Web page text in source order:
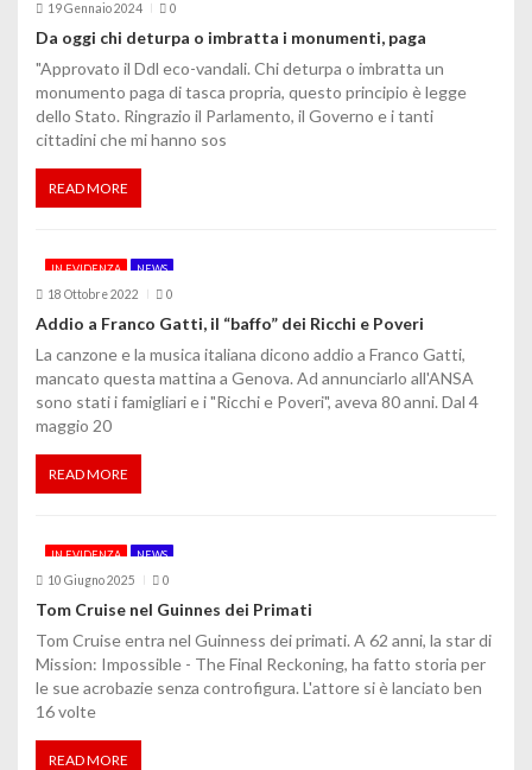
e
a
r
t
i
c
o
l
i
19 Gennaio 2024 0
Da oggi chi deturpa o imbratta i monumenti, paga
"Approvato il Ddl eco-vandali. Chi deturpa o imbratta un
monumento paga di tasca propria, questo principio è legge
dello Stato. Ringrazio il Parlamento, il Governo e i tanti
cittadini che mi hanno sos
READ MORE
IN EVIDENZA NEWS
18 Ottobre 2022 0
Addio a Franco Gatti, il “baffo” dei Ricchi e Poveri
La canzone e la musica italiana dicono addio a Franco Gatti,
mancato questa mattina a Genova. Ad annunciarlo all'ANSA
sono stati i famigliari e i "Ricchi e Poveri", aveva 80 anni. Dal 4
maggio 20
READ MORE
IN EVIDENZA NEWS
10 Giugno 2025 0
Tom Cruise nel Guinnes dei Primati
Tom Cruise entra nel Guinness dei primati. A 62 anni, la star di
Mission: Impossible - The Final Reckoning, ha fatto storia per
le sue acrobazie senza controfigura. L'attore si è lanciato ben
16 volte
READ MORE